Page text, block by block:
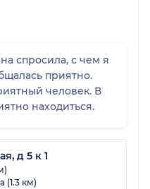
спросила, с чем я
приятно.
человек. В
находиться.
д 5 к 1
(1.3 км)